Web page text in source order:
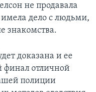
не продавала
дело с людьми,
знакомства.
доказана и ее
финал отличной
полиции